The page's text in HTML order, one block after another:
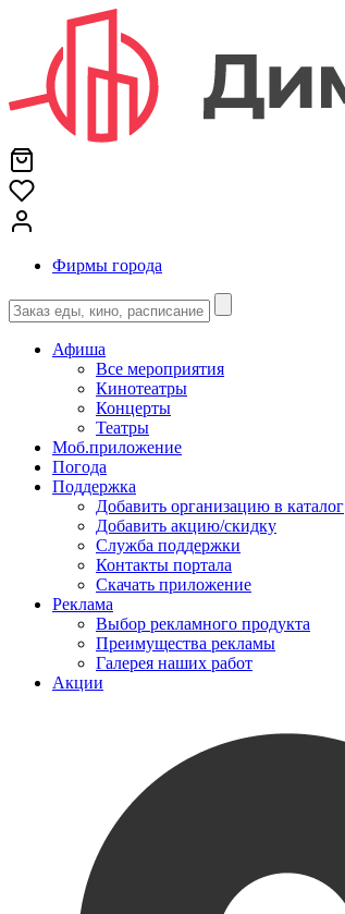
Фирмы города
Афиша
Все мероприятия
Кинотеатры
Концерты
Театры
Моб.приложение
Погода
Поддержка
Добавить организацию в каталог
Добавить акцию/скидку
Служба поддержки
Контакты портала
Скачать приложение
Реклама
Выбор рекламного продукта
Преимущества рекламы
Галерея наших работ
Акции